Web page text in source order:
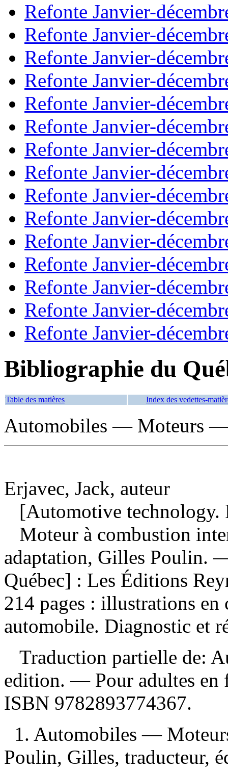
Refonte Janvier-
Refonte Janvier-
Refonte Janvier-
Refonte Janvier-
Refonte Janvier-
Refonte Janvier-
Refonte Janvier-
Refonte Janvier-
Refonte Janvier-
Refonte Janvier-
Refonte Janvier-
Refonte Janvier-
Refonte Janvier-
Refonte Janvier-
Refonte Janvier-
Bibliographie du
Table des matières Index des vedettes-
Automobiles — Moteurs —
Erjavec, Jack, auteur
[Automotive technology.
Moteur à combustion
adaptation, Gilles Poulin.
Québec] : Les Éditions
214 pages : illustrations
automobile. Diagnostic et
Traduction partielle de:
edition. — Pour adultes
ISBN 9782893774367.
1. Automobiles —
Poulin, Gilles, traducteur,